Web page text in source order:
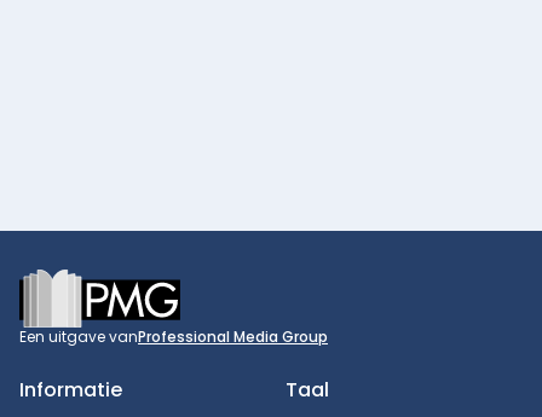
Footer
Een uitgave vanProfessional Media Group
Informatie Taal